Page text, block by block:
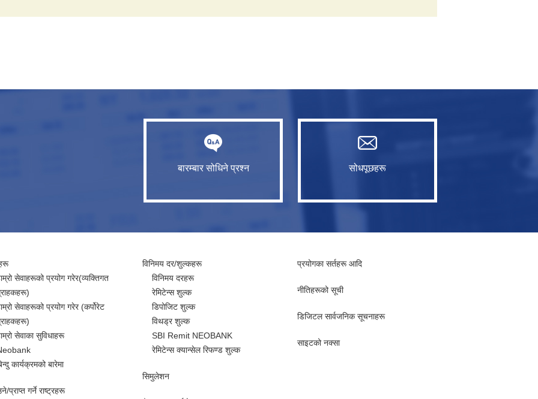
बारम्बार सोधिने प्रश्न सोधपूछहरू
सेवाहरूको प्रयोग गरेर(व्यक्तिगत
सेवाहरूको प्रयोग गरेर (कर्पोरेट
सेवाका सुविधाहरू
कार्यक्रमको बारेमा
प्राप्त गर्ने राष्ट्रहरू
विनिमय दर/शुल्कहरू
विनिमय दरहरू
रेमिटेन्स शुल्क
डिपोजिट शुल्क
विथड्र शुल्क
SBI Remit NEOBANK
रेमिटेन्स क्यान्सेल रिफण्ड शुल्क
सिमुलेशन
प्रयोगका सर्तहरू आदि
नीतिहरूको सूची
​​डिजिटल सार्वजनिक सूचनाहरू
साइटको नक्सा